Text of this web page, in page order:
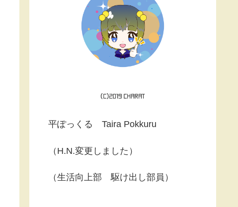
平ぽっくる Taira Pokkuru
（H.N.変更しました）
（生活向上部 駆け出し部員）